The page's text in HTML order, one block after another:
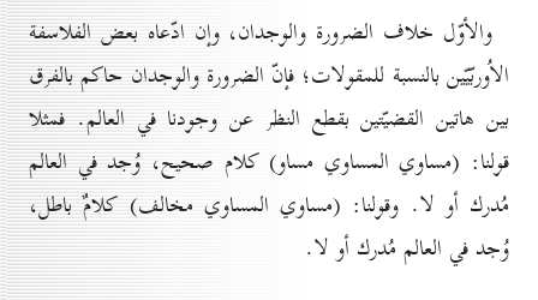
والأوّل خلاف الضرورة والوجدان، وإن ادّعاه بعض الفلاسفة
الاُوربّيّين بالنسبة للمقولات؛ فإنّ الضرورة والوجدان حاكم بالفرق
بين هاتين القضيّتين بقطع النظر عن وجودنا في العالم. فمثلا
قولنا: (مساوي المساوي مساو) كلام صحيح، وُجد في العالم
مُدرك أو لا. وقولنا: (مساوي المساوي مخالف) كلامٌ باطل،
وُجد في العالم مُدرك أو لا.